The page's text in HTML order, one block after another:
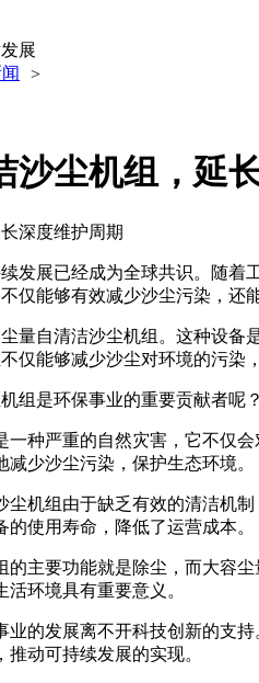
展
>
沙尘机组，延
深度维护周期
发展已经成为全球共识。随
仅能够有效减少沙尘污染，还
量自清洁沙尘机组。这种设
仅能够减少沙尘对环境的污染
组是环保事业的重要贡献者呢
一种严重的自然灾害，它不仅
少沙尘污染，保护生态环境。
尘机组由于缺乏有效的清洁机
使用寿命，降低了运营成本。
的主要功能就是除尘，而大容
环境具有重要意义。
业的发展离不开科技创新的支
动可持续发展的实现。